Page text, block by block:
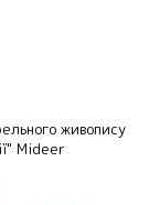
живопису
Mideer